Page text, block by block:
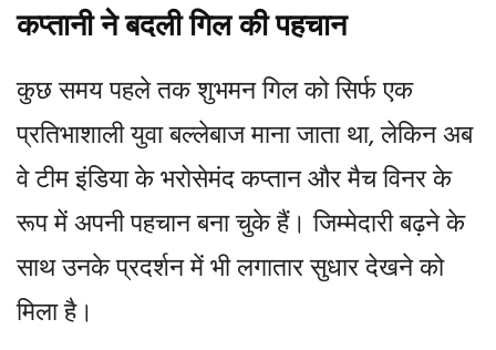
कप्तानी ने बदली गिल की पहचान
कुछ समय पहले तक शुभमन गिल को सिर्फ एक
प्रतिभाशाली युवा बल्लेबाज माना जाता था, लेकिन अब
वे टीम इंडिया के भरोसेमंद कप्तान और मैच विनर के
रूप में अपनी पहचान बना चुके हैं। जिम्मेदारी बढ़ने के
साथ उनके प्रदर्शन में भी लगातार सुधार देखने को
मिला है।